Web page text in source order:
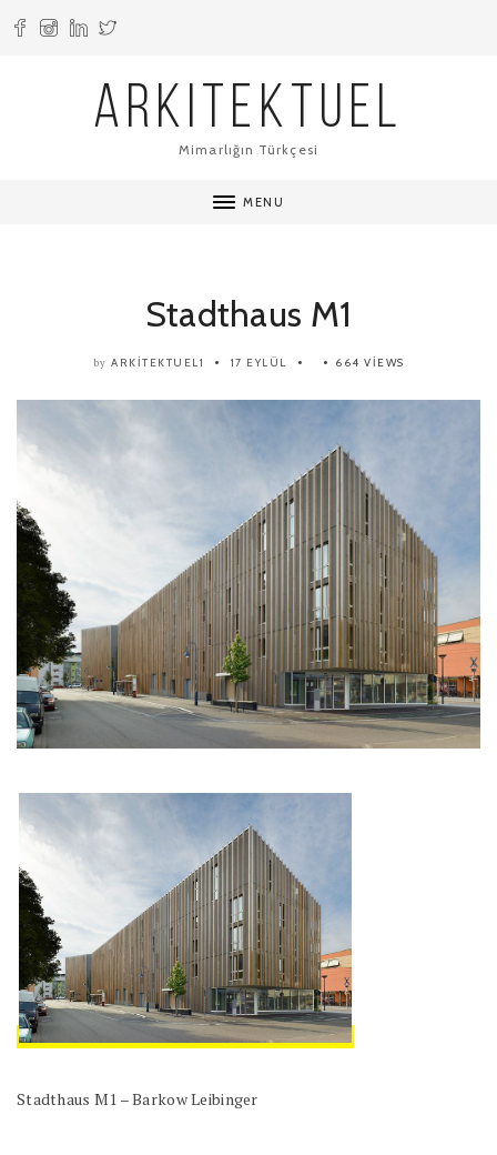
ARKITEKTUEL
Mimarlığın Türkçesi
MENU
Stadthaus M1
by ARKITEKTUEL1 17 EYLÜL 664 VIEWS
Stadthaus M1 – Barkow Leibinger